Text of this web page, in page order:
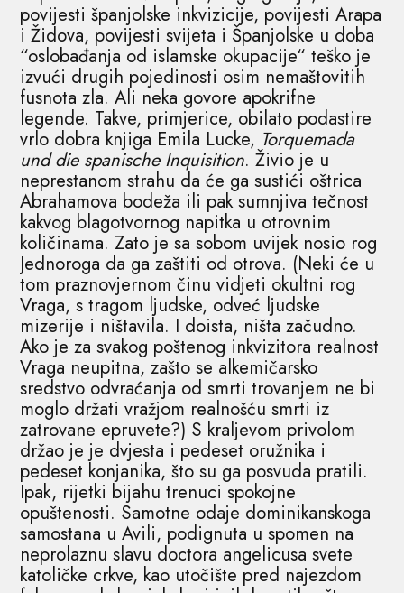
povijesti španjolske inkvizicije, povijesti Arapa
i Židova, povijesti svijeta i Španjolske u doba
“oslobađanja od islamske okupacije“ teško je
izvući drugih pojedinosti osim nemaštovitih
fusnota zla. Ali neka govore apokrifne
legende. Takve, primjerice, obilato podastire
vrlo dobra knjiga Emila Lucke, Torquemada
und die spanische Inquisition. Živio je u
neprestanom strahu da će ga sustići oštrica
Abrahamova bodeža ili pak sumnjiva tečnost
kakvog blagotvornog napitka u otrovnim
količinama. Zato je sa sobom uvijek nosio rog
Jednoroga da ga zaštiti od otrova. (Neki će u
tom praznovjernom činu vidjeti okultni rog
Vraga, s tragom ljudske, odveć ljudske
mizerije i ništavila. I doista, ništa začudno.
Ako je za svakog poštenog inkvizitora realnost
Vraga neupitna, zašto se alkemičarsko
sredstvo odvraćanja od smrti trovanjem ne bi
moglo držati vražjom realnošću smrti iz
zatrovane epruvete?) S kraljevom privolom
držao je je dvjesta i pedeset oružnika i
pedeset konjanika, što su ga posvuda pratili.
Ipak, rijetki bijahu trenuci spokojne
opuštenosti. Samotne odaje dominikanskoga
samostana u Avili, podignuta u spomen na
neprolaznu slavu doctora angelicusa svete
katoličke crkve, kao utočište pred najezdom